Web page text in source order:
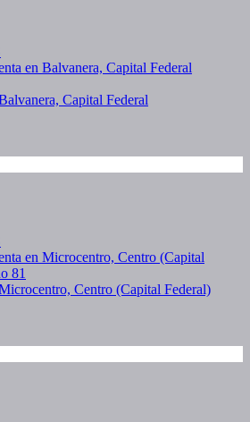
Capital Federal
Centro (Capital Federal)